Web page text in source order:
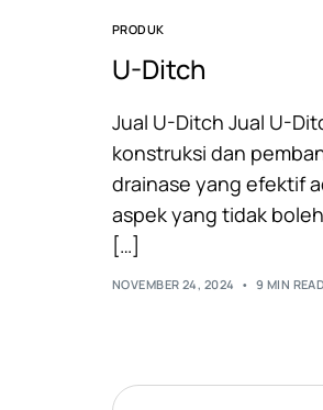
PRODUK
U-Ditch
Jual U-Ditch Jual U-
konstruksi dan
drainase yang efektif
aspek yang tidak
[…]
NOVEMBER 24, 2024 9 MIN READ